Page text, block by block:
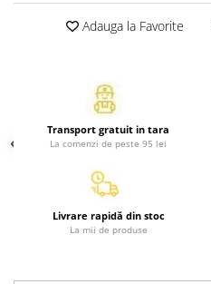
Atlase, dictionare si enciclopedii
Benzi desenate
Carti de colorat
Carti pentru copii
Grafice
Literatura si fictiune
Povesti pentru copii
Povesti si povestiri
Dictionare si enciclopedii
Adauga la Favorite
Transport gratuit in tara
La comenzi de peste 95 lei
Livrare rapidă din stoc
La mii de produse